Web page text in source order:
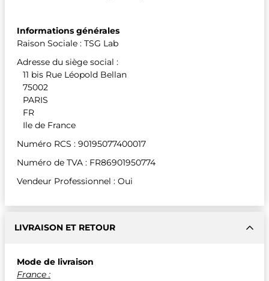
Informations générales
Raison Sociale : TSG Lab
Adresse du siège social :
11 bis Rue Léopold Bellan
75002
PARIS
FR
Ile de France
Numéro RCS : 90195077400017
Numéro de TVA : FR86901950774
Vendeur Professionnel : Oui
LIVRAISON ET RETOUR
Mode de livraison
France :